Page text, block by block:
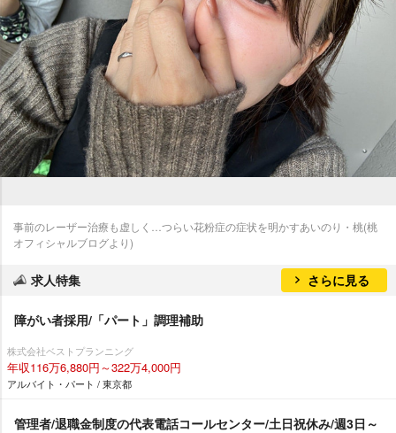
事前のレーザー治療も虚しく…つらい花粉症の症状を明かすあいのり・桃(桃
オフィシャルブログより)
求人特集 さらに見る
障がい者採用/「パート」調理補助
株式会社ベストプランニング
年収116万6,880円～322万4,000円
アルバイト・パート / 東京都
管理者/退職金制度の代表電話コールセンター/土日祝休み/週3日～